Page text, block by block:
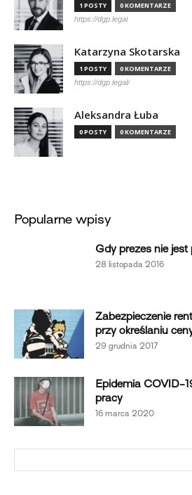
1 POSTY 0 KOMENTARZE
https://dgp.legal
Katarzyna Skotarska
1 POSTY 0 KOMENTARZE
https://dgp.legal/
Aleksandra Łuba
0 POSTY 0 KOMENTARZE
Popularne wpisy
Gdy prezes nie jest
28 listopada 2016
Zabezpieczenie
przy określaniu
29 grudnia 2017
Epidemia COVID-
pracy
16 marca 2020